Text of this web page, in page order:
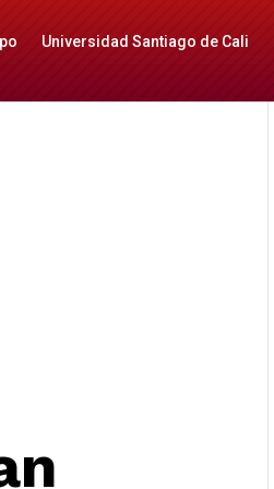
Universidad Santiago de Cali